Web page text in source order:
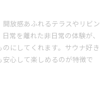
放感あふれるテラスやリビン
常を離れた非日常の体験が、
にしてくれます。サウナ好き
心して楽しめるのが特徴で